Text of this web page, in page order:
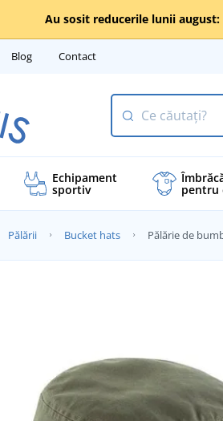
Au sosit reducerile lunii august:
Blog Contact
Echipament
sportiv pentru
Pălării Bucket hats Pălărie de